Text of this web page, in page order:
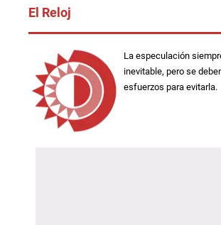
El Reloj
La especulación
inevitable, pero se
esfuerzos para evitarla.